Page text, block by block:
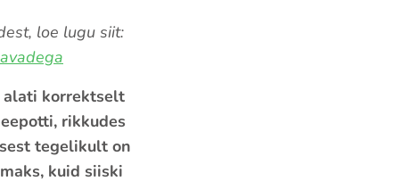
loe lugu siit:
alati korrektselt
rikkudes
tegelikult on
kuid siiski